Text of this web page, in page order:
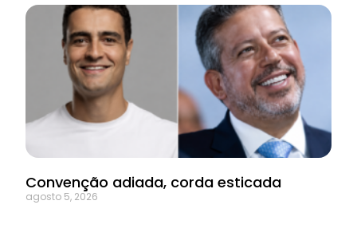
Convenção adiada, corda esticada
agosto 5, 2026